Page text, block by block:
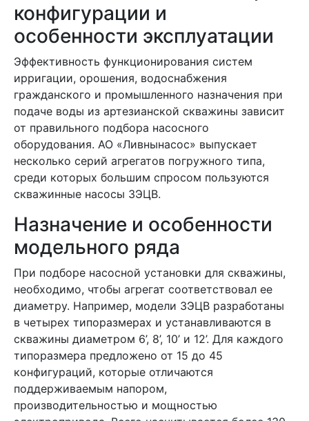
конфигурации и
особенности эксплуатации
Эффективность функционирования систем
ирригации, орошения, водоснабжения
гражданского и промышленного назначения при
подаче воды из артезианской скважины зависит
от правильного подбора насосного
оборудования. АО «Ливнынасос» выпускает
несколько серий агрегатов погружного типа,
среди которых большим спросом пользуются
скважинные насосы 3ЭЦВ.
Назначение и особенности
модельного ряда
При подборе насосной установки для скважины,
необходимо, чтобы агрегат соответствовал ее
диаметру. Например, модели 3ЭЦВ разработаны
в четырех типоразмерах и устанавливаются в
скважины диаметром 6’, 8’, 10’ и 12’. Для каждого
типоразмера предложено от 15 до 45
конфигураций, которые отличаются
поддерживаемым напором,
производительностью и мощностью